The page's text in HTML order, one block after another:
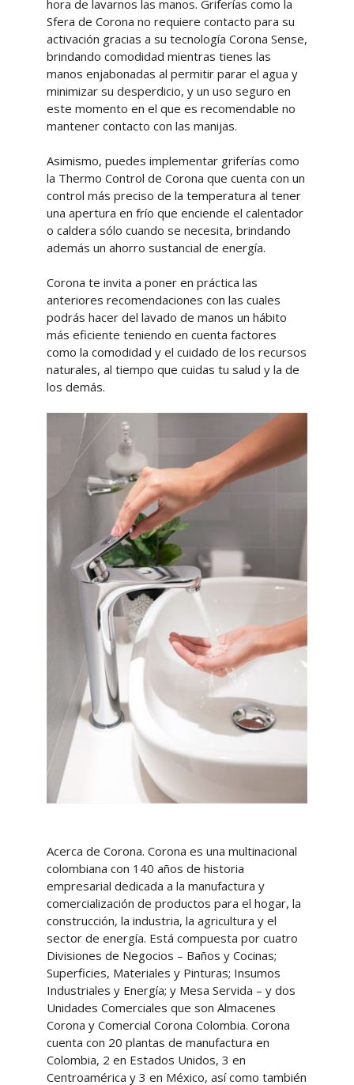
hora de lavarnos las manos. Griferías como la
Sfera de Corona no requiere contacto para su
activación gracias a su tecnología Corona Sense,
brindando comodidad mientras tienes las
manos enjabonadas al permitir parar el agua y
minimizar su desperdicio, y un uso seguro en
este momento en el que es recomendable no
mantener contacto con las manijas.
Asimismo, puedes implementar griferías como
la Thermo Control de Corona que cuenta con un
control más preciso de la temperatura al tener
una apertura en frío que enciende el calentador
o caldera sólo cuando se necesita, brindando
además un ahorro sustancial de energía.
Corona te invita a poner en práctica las
anteriores recomendaciones con las cuales
podrás hacer del lavado de manos un hábito
más eficiente teniendo en cuenta factores
como la comodidad y el cuidado de los recursos
naturales, al tiempo que cuidas tu salud y la de
los demás.
Acerca de Corona. Corona es una multinacional
colombiana con 140 años de historia
empresarial dedicada a la manufactura y
comercialización de productos para el hogar, la
construcción, la industria, la agricultura y el
sector de energía. Está compuesta por cuatro
Divisiones de Negocios – Baños y Cocinas;
Superficies, Materiales y Pinturas; Insumos
Industriales y Energía; y Mesa Servida – y dos
Unidades Comerciales que son Almacenes
Corona y Comercial Corona Colombia. Corona
cuenta con 20 plantas de manufactura en
Colombia, 2 en Estados Unidos, 3 en
Centroamérica y 3 en México, así como también